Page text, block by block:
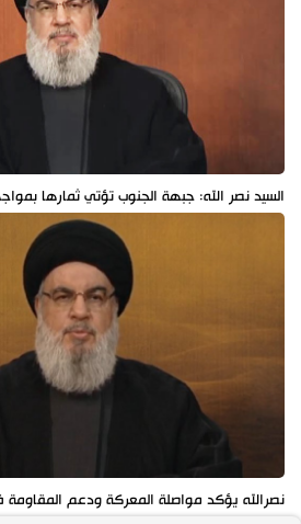
السيد نصر الله: جبهة الجنوب تؤتي ثمارها
نصرالله يؤكد مواصلة المعركة ودعم